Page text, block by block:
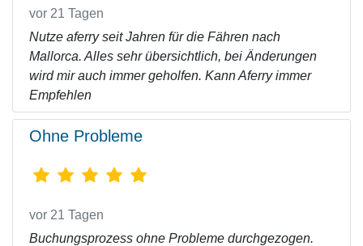
vor 21 Tagen
Nutze aferry seit Jahren für die Fähren nach
Mallorca. Alles sehr übersichtlich, bei Änderungen
wird mir auch immer geholfen. Kann Aferry immer
Empfehlen
Ohne Probleme
vor 21 Tagen
Buchungsprozess ohne Probleme durchgezogen.